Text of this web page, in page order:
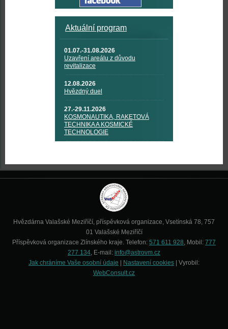
Aktuální program
01.07.-31.08.2026
Uzavření areálu z důvodu
revitalizace
12.08.2026
Hvězdný duel
27.-29.11.2026
KOSMONAUTIKA, RAKETOVÁ
TECHNIKA A KOSMICKÉ
TECHNOLOGIE
Hvězdárna Valašské Meziříčí, příspěvková organizace, Vsetínská 78, 757
01 Valašské Meziříčí
Příspěvková organizace Zlínského kraje. Telefon: 571 611 928, Mobil: 777
277 134, E-mail: info@astrovm.cz
Jak chráníme Vaše osobní údaje
Nastavení cookies | Vyrobil:
WebConsult.cz